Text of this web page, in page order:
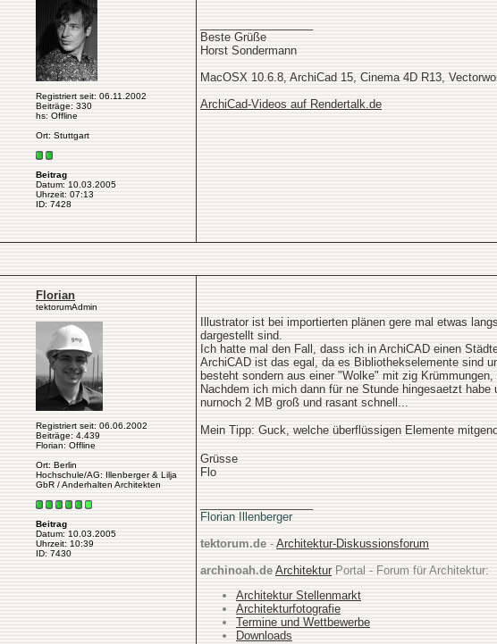
Registriert seit: 06.11.2002
Beiträge: 330
hs: Offline
Ort: Stuttgart
Beitrag
Datum: 10.03.2005
Uhrzeit: 07:13
ID: 7428
Beste Grüße
Horst Sondermann
MacOSX 10.6.8, ArchiCad 15, Cinema 4D R13,
ArchiCad-Videos auf Rendertalk.de
Florian
tektorumAdmin
Registriert seit: 06.06.2002
Beiträge: 4.439
Florian: Offline
Ort: Berlin
Hochschule/AG: Illenberger & Lilja
GbR / Anderhalten Architekten
Beitrag
Datum: 10.03.2005
Uhrzeit: 10:39
ID: 7430
Illustrator ist bei importierten plänen gere mal etwas
dargestellt sind.
Ich hatte mal den Fall, dass ich in ArchiCAD einen
ArchiCAD ist das egal, da es Bibliothekselemente sind
besteht sondern aus einer "Wolke" mit zig
Nachdem ich mich dann für ne Stunde hingesaetzt
nurnoch 2 MB groß und rasant schnell...
Mein Tipp: Guck, welche überflüssigen Elemente
Grüsse
Flo
Florian Illenberger
tektorum.de - Architektur-Diskussionsforum
archinoah.de ArchitekturPortal - Forum für Architektur:
Architektur Stellenmarkt
Architekturfotografie
Termine und Wettbewerbe
Downloads